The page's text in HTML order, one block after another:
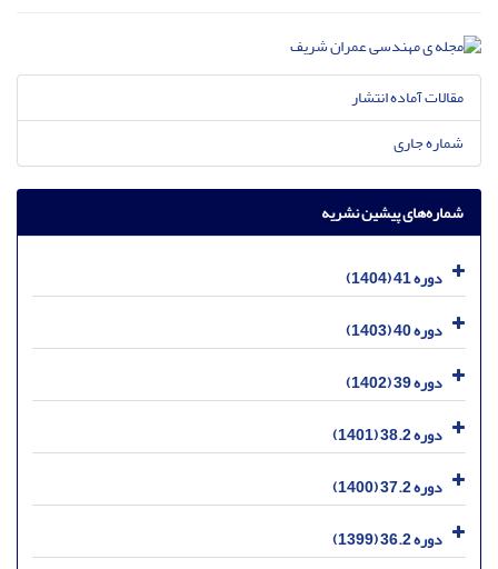
مقالات آماده انتشار
شماره جاری
شماره‌های پیشین نشریه
دوره 41 (1404)
دوره 40 (1403)
دوره 39 (1402)
دوره 38.2 (1401)
دوره 37.2 (1400)
دوره 36.2 (1399)